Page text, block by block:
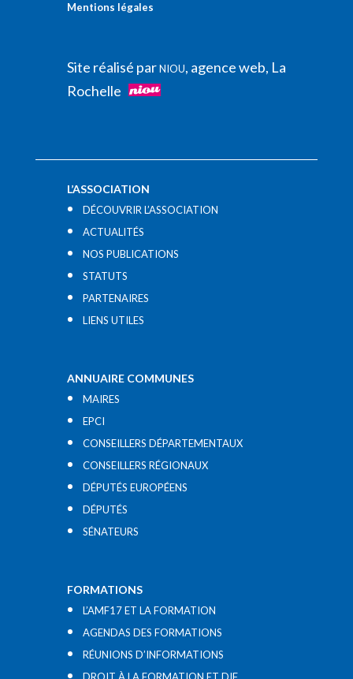
Mentions légales
Site réalisé parNIOU, agence web, La
Rochelle
L’ASSOCIATION
DÉCOUVRIR L’ASSOCIATION
ACTUALITÉS
NOS PUBLICATIONS
STATUTS
PARTENAIRES
LIENS UTILES​
ANNUAIRE COMMUNES
MAIRES
EPCI
CONSEILLERS DÉPARTEMENTAUX
CONSEILLERS RÉGIONAUX
DÉPUTÉS EUROPÉENS
DÉPUTÉS
SÉNATEURS
FORMATIONS
L’AMF17 ET LA FORMATION
AGENDAS DES FORMATIONS
RÉUNIONS D’INFORMATIONS